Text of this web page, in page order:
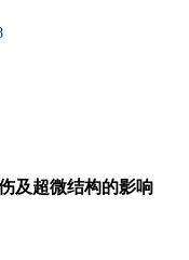
及超微结构的影响